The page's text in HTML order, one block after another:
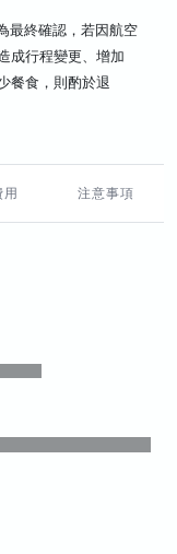
最終確認，若因航空
成行程變更、增加
餐食，則酌於退
用 注意事項